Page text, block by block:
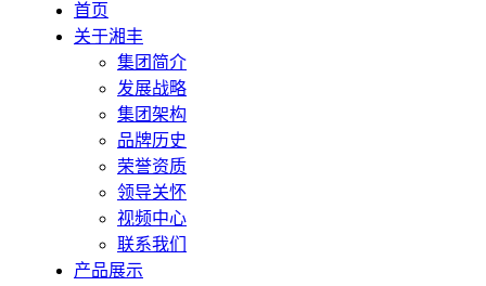
首页
关于湘丰
集团简介
发展战略
集团架构
品牌历史
荣誉资质
领导关怀
视频中心
联系我们
产品展示